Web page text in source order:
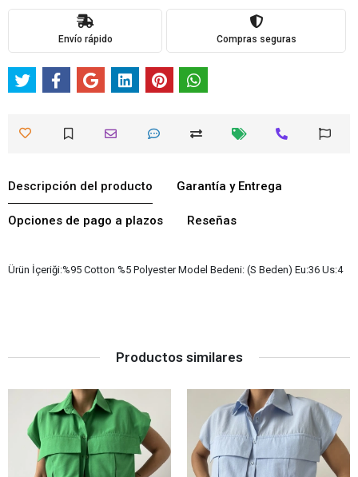
Envío rápido Compras seguras
Descripción del producto Garantía y Entrega
Opciones de pago a plazos Reseñas
Ürün İçeriği:%95 Cotton %5 Polyester Model Bedeni: (S Beden) Eu:36 Us:4
Productos similares